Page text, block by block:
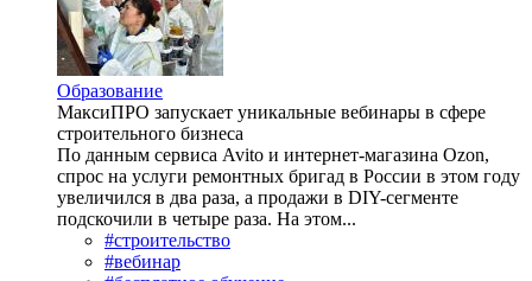
Образование
МаксиПРО запускает уникальные вебинары в сфере
строительного бизнеса
По данным сервиса Avito и интернет-магазина Ozon,
спрос на услуги ремонтных бригад в России в этом году
увеличился в два раза, а продажи в DIY-сегменте
подскочили в четыре раза. На этом...
#строительство
#вебинар